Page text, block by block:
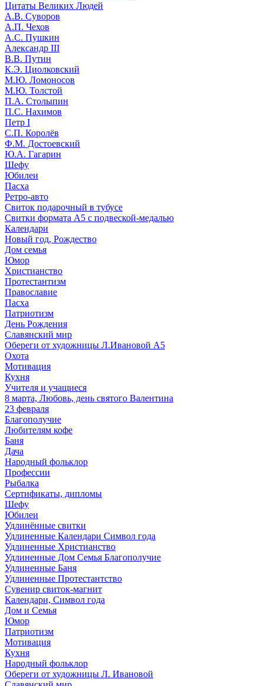
Цитаты Великих Людей
А.В. Суворов
А.П. Чехов
А.С. Пушкин
Александр III
В.В. Путин
К.Э. Циолковский
М.Ю. Ломоносов
М.Ю. Толстой
П.А. Столыпин
П.С. Нахимов
Петр I
С.П. Королёв
Ф.М. Достоевский
Ю.А. Гагарин
Шефу
Юбилеи
Пасха
Ретро-авто
Свиток подарочный в тубусе
Свитки формата А5 с подвеской-медалью
Календари
Новый год, Рождество
Дом семья
Юмор
Христианство
Протестантизм
Православие
Пасха
Патриотизм
День Рождения
Славянский мир
Обереги от художницы Л.Ивановой А5
Охота
Мотивация
Кухня
Учителя и учащиеся
8 марта, Любовь, день святого Валентина
23 февраля
Благополучие
Любителям кофе
Баня
Дача
Народный фольклор
Профессии
Рыбалка
Сертификаты, дипломы
Шефу
Юбилеи
Удлинённые свитки
Удлиненные Календари Символ года
Удлиненные Христианство
Удлиненные Дом Семья Благополучие
Удлиненные Баня
Удлиненные Протестантство
Сувенир свиток-магнит
Календари, Символ года
Дом и Семья
Юмор
Патриотизм
Мотивация
Кухня
Народный фольклор
Обереги от художницы Л. Ивановой